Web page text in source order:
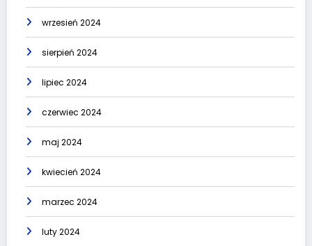
wrzesień 2024
sierpień 2024
lipiec 2024
czerwiec 2024
maj 2024
kwiecień 2024
marzec 2024
luty 2024